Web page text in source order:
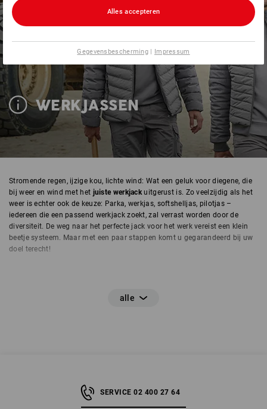
WERKJASSEN
Stromende regen, ijzige kou, lichte wind: Wat een geluk voor diegene, die
bij weer en wind met het juiste werkjackuitgerust is. Zo veelzijdig als het
weer is echter ook de keuze: Parka, werkjas, softshelljas, pilotjas –
iedereen die een passend werkjack zoekt, zal verrast worden door de
diversiteit. De weg naar het perfecte jack voor het werk vereist een klein
beetje systeem. Maar met een paar stappen komt u gegarandeerd bij uw
doel terecht!
worden op andere gebieden gebruikt.
SERVICE 02 400 27 64
Alles accepteren
Gegevensbescherming | Impressum